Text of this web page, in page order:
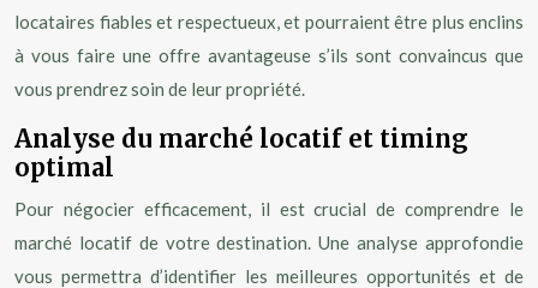
locataires fiables et respectueux, et pourraient être plus enclins
à vous faire une offre avantageuse s’ils sont convaincus que
vous prendrez soin de leur propriété.
Analyse du marché locatif et timing
optimal
Pour négocier efficacement, il est crucial de comprendre le
marché locatif de votre destination. Une analyse approfondie
vous permettra d’identifier les meilleures opportunités et de